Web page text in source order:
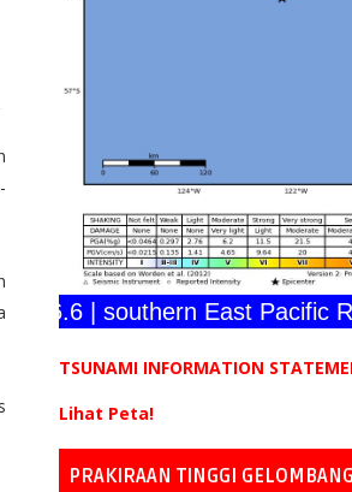
| southern East Pacific Rise
TSUNAMI INFORMATION
Lihat Peta!
PRAKIRAAN TINGGI GELOMBANG